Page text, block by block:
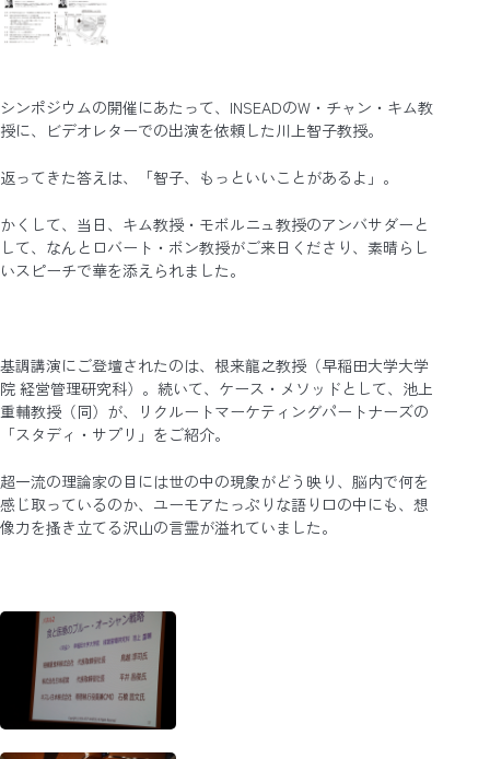
シンポジウムの開催にあたって、INSEADのW・チャン・キム教
授に、ビデオレターでの出演を依頼した川上智子教授。
返ってきた答えは、「智子、もっといいことがあるよ」。
かくして、当日、キム教授・モボルニュ教授のアンバサダーと
して、なんとロバート・ボン教授がご来日くださり、素晴らし
いスピーチで華を添えられました。
基調講演にご登壇されたのは、根来龍之教授（早稲田大学大学
院 経営管理研究科）。続いて、ケース・メソッドとして、池上
重輔教授（同）が、リクルートマーケティングパートナーズの
「スタディ・サプリ」をご紹介。
超一流の理論家の目には世の中の現象がどう映り、脳内で何を
感じ取っているのか、ユーモアたっぷりな語り口の中にも、想
像力を搔き立てる沢山の言霊が溢れていました。